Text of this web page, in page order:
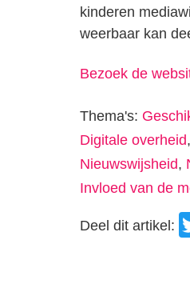
kinderen
weerbaar kan
Bezoek de
Thema's:
Digitale overheid,
Nieuwswijsheid,
Invloed van de
Deel dit artikel: